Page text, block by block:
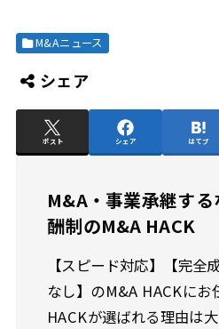
M&Aニュース
シェア
ポスト シェア はてブ
M&A・事業承継す
酬制のM&A HACK
【スピード対応】【完全
なし】のM&A HACKにお
HACKが選ばれる理由は大